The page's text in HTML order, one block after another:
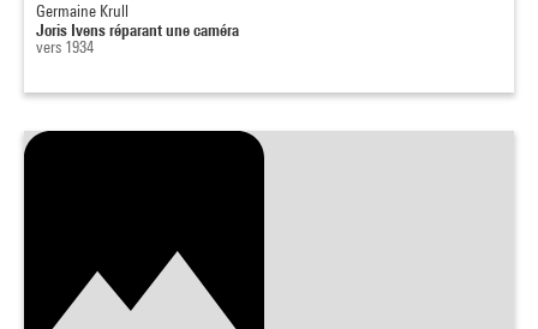
Germaine Krull
Joris Ivens réparant une caméra
vers 1934